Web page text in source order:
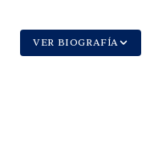
VER BIOGRAFÍA